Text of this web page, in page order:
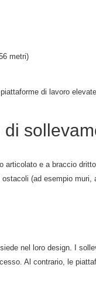
metri)
di lavoro elevate
e a braccio
(ad esempio
nel loro design. I
Al contrario, le